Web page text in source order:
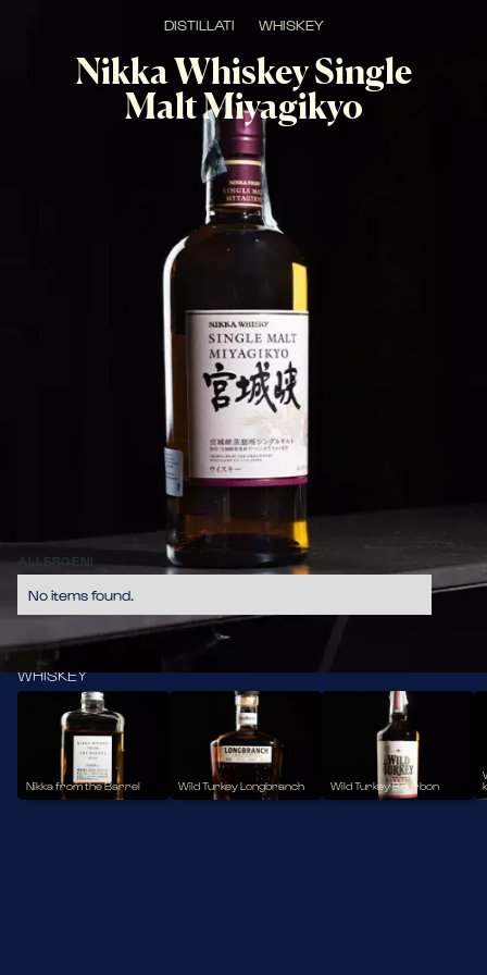
DISTILLATI WHISKEY
Nikka Whiskey Single
Malt Miyagikyo
Whiskey giapponese raffinato e armonioso, proveniente
dalla distilleria Nikka. I suoi delicati profumi di frutta, miele,
vaniglia e legno si combinano in un gusto equilibrato e
ALLERGENI
No items found.
WHISKEY
Nikka from the Barrel Wild Turkey Longbranch Wild Turkey Bourbon